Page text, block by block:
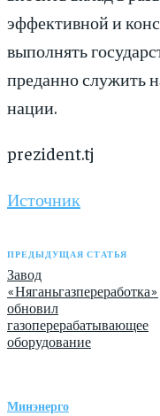
эффективной и
выполнять
преданно служить
нации.
prezident.tj
Источник
ПРЕДЫДУЩАЯ СТАТЬЯ
Завод
«Няганьгазпереработка»
обновил
газоперерабатывающее
оборудование
Минэнерго